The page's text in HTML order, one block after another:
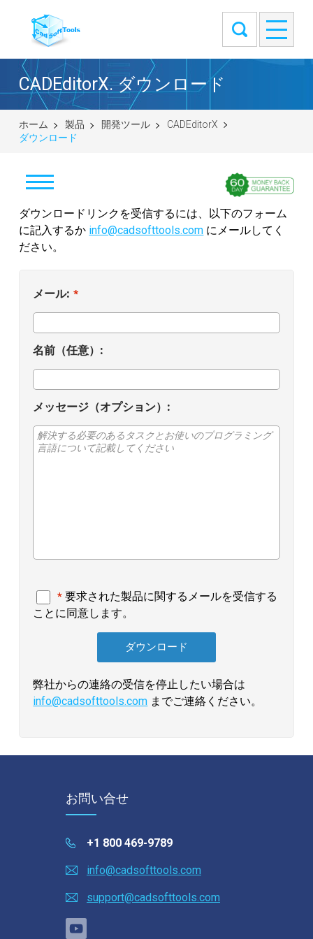
CADEditorX. ダウンロード
ホーム 製品 開発ツール
CADEditorX
ダウンロード
ダウンロード
購入
ダウンロード
お客様の声
SDKを選択
EULA
ダウンロードリンクを受信するには、以下のフォーム
に記入するか info@cadsofttools.com にメールしてく
ださい。
メール: *
名前（任意）:
メッセージ（オプション）:
*要求された製品に関するメールを受信する
ことに同意します。
弊社からの連絡の受信を停止したい場合は
info@cadsofttools.com までご連絡ください。
お問い合せ
+1 800 469-9789
info@cadsofttools.com
support@cadsofttools.com